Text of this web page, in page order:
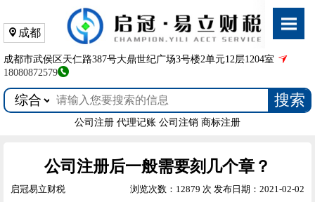
成都
成都市武侯区天仁路387号大鼎世纪广场3号楼2单元12层1204室
18080872579
搜索
公司注册 代理记账 公司注销 商标注册
公司注册后一般需要刻几个章？
启冠易立财税 浏览次数：12879 次 发布日期：2021-02-02